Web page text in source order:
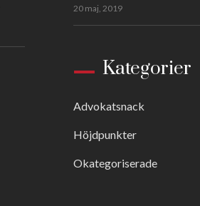
20 maj, 2019
Kategorier
Advokatsnack
Höjdpunkter
Okategoriserade